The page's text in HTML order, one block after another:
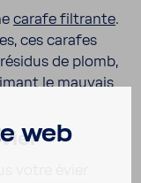
carafe filtrante.
ces carafes
de plomb,
le mauvais
web